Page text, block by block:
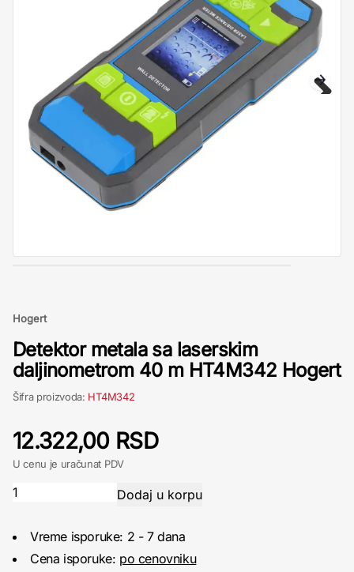
Hogert
Detektor metala sa laserskim
daljinometrom 40 m HT4M342 Hogert
Šifra proizvoda: HT4M342
12.322,00 RSD
U cenu je uračunat PDV
Vreme isporuke: 2 - 7 dana
Cena isporuke: po cenovniku